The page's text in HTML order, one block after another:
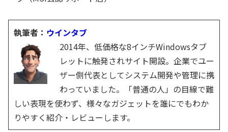
執筆者： ウインタブ
2014年、低価格な8インチWindowsタブ
レットに触発されサイト開設。企業でユー
ザー側代表としてシステム開発や管理に携
わっていました。「普通の人」の目線で難
しい表現を使わず、様々なガジェットを誰にでもわか
りやすく紹介・レビューします。